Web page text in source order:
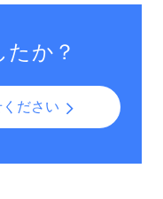
か？
ださい